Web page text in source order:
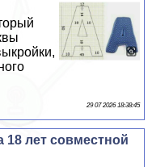
29 07 2026 18:38:45
лет совместной